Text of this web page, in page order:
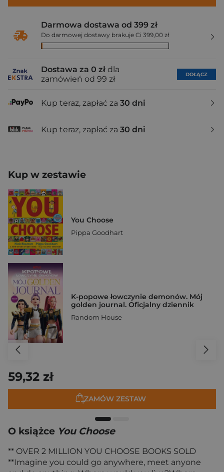
Darmowa dostawa od 399 zł
Do darmowej dostawy brakuje Ci 399,00 zł
Dostawa za 0 zł dla
zamówień od 99 zł
DOŁĄCZ
Kup teraz, zapłać za 30 dni
Kup teraz, zapłać za 30 dni
Kup w zestawie
You Choose
Pippa Goodhart
K-popowe łowczynie demonów. Mój
golden journal. Oficjalny dziennik
Random House
59,32 zł
ZAMÓW ZESTAW
O książce You Choose
** OVER 2 MILLION YOU CHOOSE BOOKS SOLD
**Imagine you could go anywhere, meet anyone